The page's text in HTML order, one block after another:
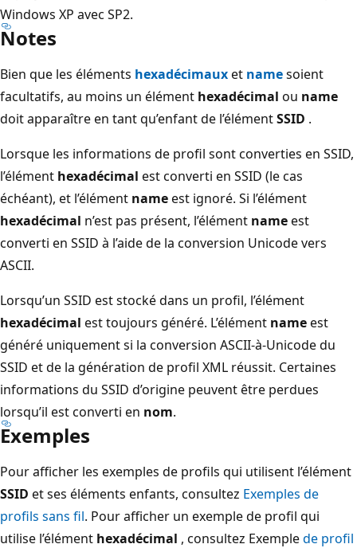
Windows XP avec SP2.
Notes
Bien que les éléments hexadécimauxet namesoient
facultatifs, au moins un élément hexadécimal ou name
doit apparaître en tant qu’enfant de l’élémentSSID .
Lorsque les informations de profil sont converties en SSID,
l’élément hexadécimal est converti en SSID (le cas
échéant), et l’élément nameest ignoré. Si l’élément
hexadécimal n’est pas présent, l’élément nameest
converti en SSID à l’aide de la conversion Unicode vers
ASCII.
Lorsqu’un SSID est stocké dans un profil, l’élément
hexadécimal est toujours généré. L’élément nameest
généré uniquement si la conversion ASCII-à-Unicode du
SSID et de la génération de profil XML réussit. Certaines
informations du SSID d’origine peuvent être perdues
lorsqu’il est converti en nom.
Exemples
Pour afficher les exemples de profils qui utilisent l’élément
SSID et ses éléments enfants, consultez Exemples de
profils sans fil. Pour afficher un exemple de profil qui
utilise l’élément hexadécimal , consultez Exemplede profil